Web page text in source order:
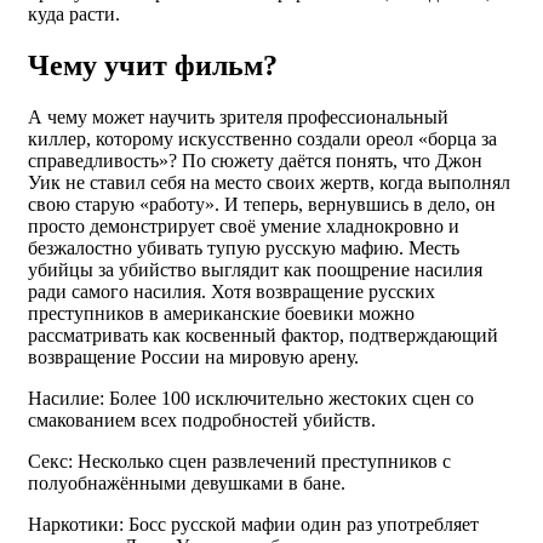
куда расти.
Чему учит фильм?
А чему может научить зрителя профессиональный
киллер, которому искусственно создали ореол «борца за
справедливость»? По сюжету даётся понять, что Джон
Уик не ставил себя на место своих жертв, когда выполнял
свою старую «работу». И теперь, вернувшись в дело, он
просто демонстрирует своё умение хладнокровно и
безжалостно убивать тупую русскую мафию. Месть
убийцы за убийство выглядит как поощрение насилия
ради самого насилия. Хотя возвращение русских
преступников в американские боевики можно
рассматривать как косвенный фактор, подтверждающий
возвращение России на мировую арену.
Насилие: Более 100 исключительно жестоких сцен со
смакованием всех подробностей убийств.
Секс: Несколько сцен развлечений преступников с
полуобнажёнными девушками в бане.
Наркотики: Босс русской мафии один раз употребляет